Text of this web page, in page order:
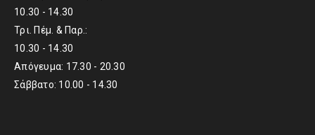
10.30 - 14.30
Τρι. Πέμ. & Παρ.:
10.30 - 14.30
Απόγευμα: 17.30 - 20.30
Σάββατο: 10.00 - 14.30